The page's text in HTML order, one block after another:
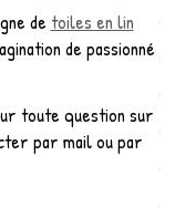
de toiles en lin
de passionné
toute question sur
par mail ou par